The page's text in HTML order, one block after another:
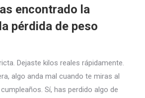
encontrado la
pérdida de peso
Dejaste kilos reales rápidamente.
algo anda mal cuando te miras al
Sí, has perdido algo de